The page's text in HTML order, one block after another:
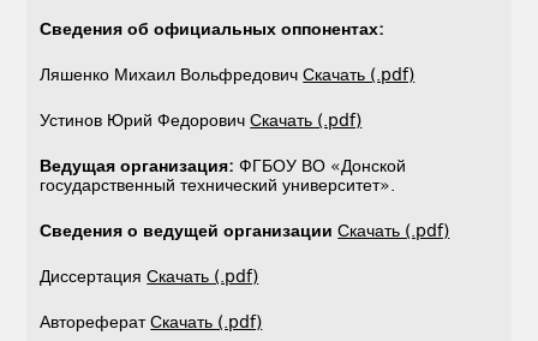
Сведения об официальных оппонентах:
Ляшенко Михаил ВольфредовичСкачать (.pdf)
Устинов Юрий ФедоровичСкачать (.pdf)
Ведущая организация:ФГБОУ ВО «Донской
государственный технический университет».
Сведения о ведущей организации Скачать (.pdf)
ДиссертацияСкачать (.pdf)
АвторефератСкачать (.pdf)